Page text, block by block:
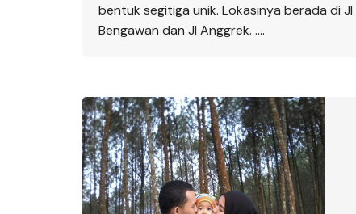
bentuk segitiga unik. Lokasinya berada di Jl
Bengawan dan Jl Anggrek. ….